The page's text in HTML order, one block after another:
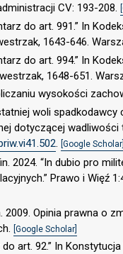
CV: 193-208.
do art. 991.” In
1643-646.
do art. 994.” In
1648-651.
wysokości
woli
dotyczącej wadliwości
. [Google Scholar]
2024. “In dubio pro
Prawo i Więź
Opinia prawna o
[Google Scholar]
art. 92.” In